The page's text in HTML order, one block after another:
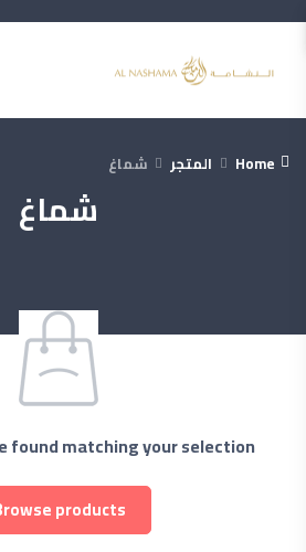
Home المتجر شماغ
شماغ
found matching your selection.
products